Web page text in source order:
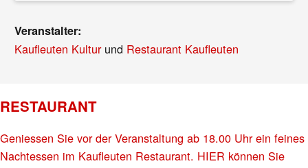
Veranstalter:
Kaufleuten Kulturund Restaurant Kaufleuten
RESTAURANT
Geniessen Sie vor der Veranstaltung ab 18.00 Uhr ein feines
Nachtessen im Kaufleuten Restaurant. HIER können Sie